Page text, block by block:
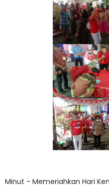
Minut - Memeriahkan Hari